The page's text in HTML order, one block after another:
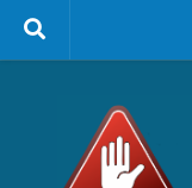
Zum Inhalt springen